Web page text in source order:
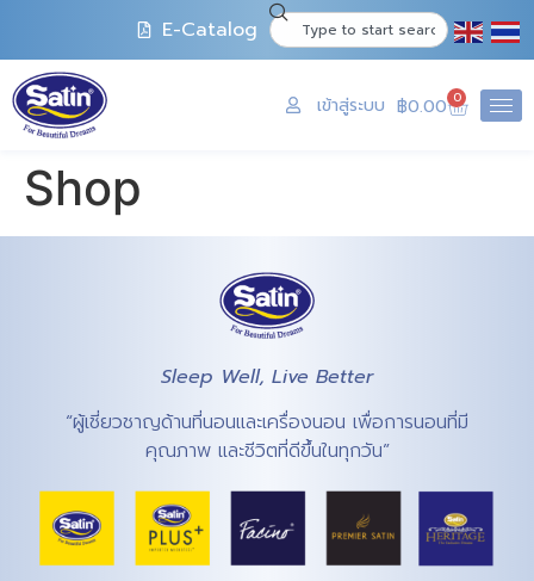
E-Catalog
เข้าสู่ระบบ ฿0.00 0
Shop
Sleep Well, Live Better
“ผู้เชี่ยวชาญด้านที่นอนและเครื่องนอน เพื่อการนอนที่มี
คุณภาพ และชีวิตที่ดีขึ้นในทุกวัน”